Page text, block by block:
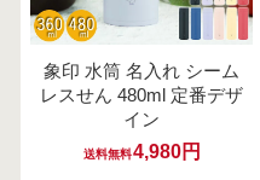
象印 水筒 名入れ シーム
レスせん 480ml 定番デザ
イン
送料無料4,980円